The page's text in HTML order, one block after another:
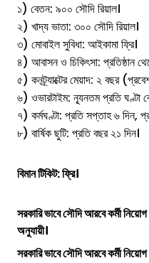
১) বেতন: ৯০০ সৌদি রিয়াল।
২) খাদ্য ভাতা: ৩০০ সৌদি রিয়াল।
৩) মোবাইল সুবিধা: আইকামা ফ্রি।
৪) আবাসন ও চিকিৎসা: প্রতিষ্ঠান
৫) কনট্র্যাক্টের মেয়াদ: ২ বছর
৬) ওভারটাইম: ন্যূনতম প্রতি ঘণ্টা
৭) কর্মঘণ্টা: প্রতি সপ্তাহ ৬ দিন,
৮) বার্ষিক ছুটি: প্রতি বছর ২১ দিন।
বিমান টিকিট: ফ্রি।
সরকারি ভাবে সৌদি আরবে কর্মী
অনুযায়ী।
সরকারি ভাবে সৌদি আরবে কর্মী